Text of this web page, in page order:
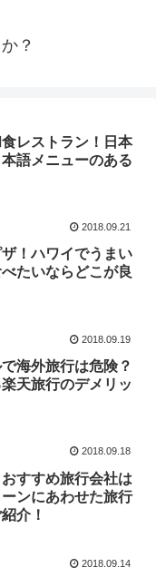
？
レストラン！日本
語メニューのある
2018.09.21
！ハワイでうまい
たいならどこが良
2018.09.19
海外旅行は危険？
天旅行のデメリッ
2018.09.18
すすめ旅行会社は
ンにあわせた旅行
介！
2018.09.14